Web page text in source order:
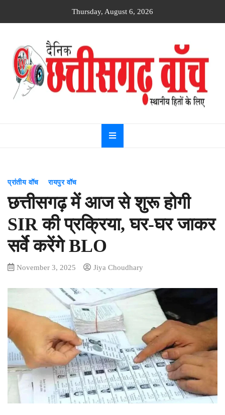
Thursday, August 6, 2026
Dainik
Chhattisgarh
watch
प्रांतीय वॉच रायपुर वॉच
छत्तीसगढ़ में आज से शुरू होगी
SIR की प्रक्रिया, घर-घर जाकर
सर्वे करेंगे BLO
November 3, 2025 Jiya Choudhary